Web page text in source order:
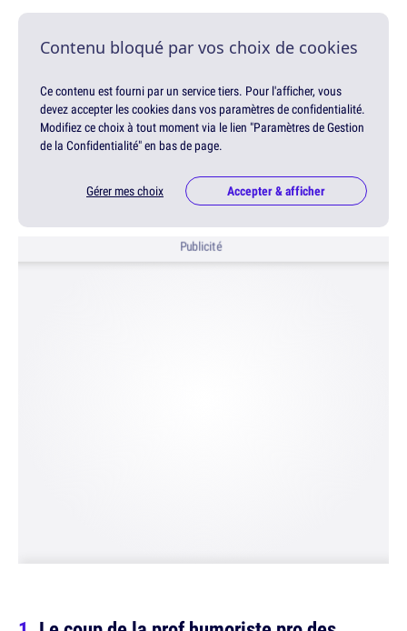
Contenu bloqué par vos choix de cookies
Ce contenu est fourni par un service tiers. Pour l'afficher, vous
devez accepter les cookies dans vos paramètres de confidentialité.
Modifiez ce choix à tout moment via le lien "Paramètres de Gestion
de la Confidentialité" en bas de page.
Gérer mes choix Accepter & afficher
Publicité